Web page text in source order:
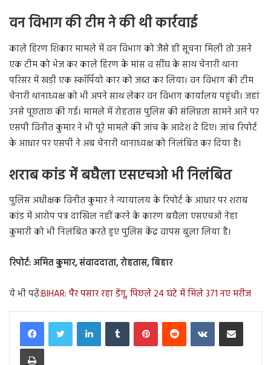
वन विभाग की टीम ने की थी कार्रवाई
काले हिरण शिकार मामले में वन विभाग को जैसे ही सूचना मिली तो उसने
एक टीम को भेज कर काले हिरण के मांस व सींघ के साथ चेनारी थाना
परिसर में खड़ी एक स्कॉर्पियो कार को जब्त कर लिया। वन विभाग की टीम
चेनारी थानाध्यक्ष को भी अपने साथ लेकर वन विभाग कार्यालय पहुंची। जहां
उनसे पूछताछ की गई। मामले में रोहतास पुलिस की संलिप्तता सामने आने पर
एसपी विनीत कुमार ने भी पूरे मामले की जांच के आदेश दे दिए। जांच रिपोर्ट
के आधार पर एसपी ने अब चेनारी थानाध्यक्ष को निलंबित कर दिया है।
शराब कांड में बघैला एसएचओ भी निलंबित
पुलिस अधीक्षक विनीत कुमार ने न्यायालय के रिपोर्ट के आधार पर शराब
कांड में आरोप पत्र दाखिल नहीं करने के कारण बघैला एसएचओ नेहा
कुमारी को भी निलंबित करते हुए पुलिस केंद्र वापस बुला लिया है।
रिपोर्ट: अमित कुमार, संवाददाता, रोहतास, बिहार
ये भी पढ़ें:BIHAR: पैर पसार रहा डेंगू, पिछले 24 घंटे में मिले 371 नए मरीज
LinkedInTumblr PinterestReddit VKontakteShare via Email
Print